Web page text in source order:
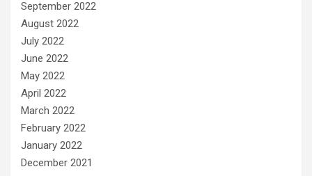
September 2022
August 2022
July 2022
June 2022
May 2022
April 2022
March 2022
February 2022
January 2022
December 2021